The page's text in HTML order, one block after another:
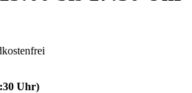
Uhr)